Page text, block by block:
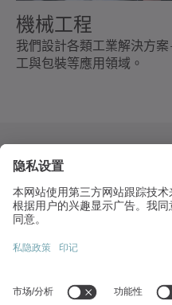
機械工程
我們設計各類工業解決方
工與包裝等應用領域。
+886 3
產品概覽